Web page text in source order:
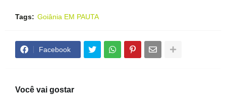
Tags: Goiânia EM PAUTA
Facebook
Você vai gostar